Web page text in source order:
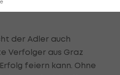
ihrem Team somit sechs
der Adler auch
Verfolger aus Graz
feiern kann. Ohne